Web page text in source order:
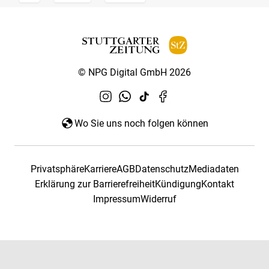
© NPG Digital GmbH 2026
Wo Sie uns noch folgen können
PrivatsphäreKarriereAGBDatenschutzMediadaten
Erklärung zur BarrierefreiheitKündigungKontakt
ImpressumWiderruf